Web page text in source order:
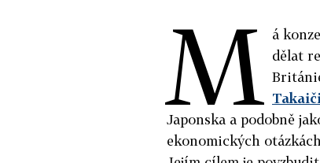
M á
dělat
Japonska a podobně
ekonomických